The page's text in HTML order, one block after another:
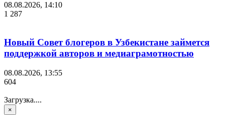
08.08.2026, 14:10
1 287
Новый Совет блогеров в Узбекистане займется
поддержкой авторов и медиаграмотностью
08.08.2026, 13:55
604
Загрузка....
×